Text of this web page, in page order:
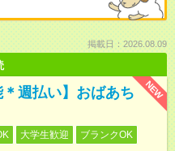
掲載日：2026.08.09
NEW
＊週払い】おばあち
大学生歓迎
ブランクOK